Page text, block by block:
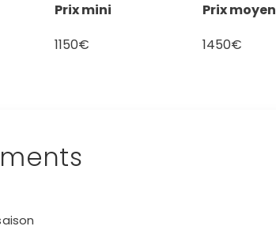
Prix mini
Prix moyen
1150€ 1450€